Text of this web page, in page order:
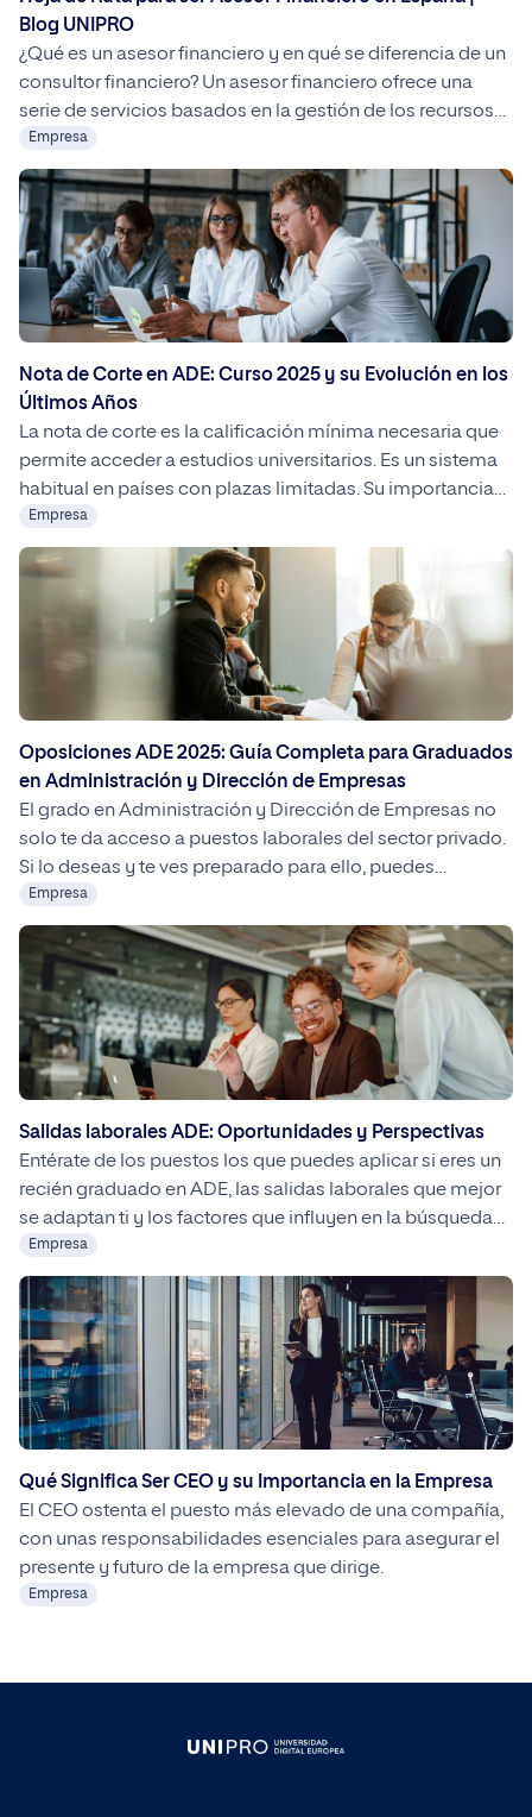
Blog UNIPRO
¿Qué es un asesor financiero y en qué se diferencia de un
consultor financiero? Un asesor financiero ofrece una
serie de servicios basados en la gestión de los recursos
financieros de una empresa. Es un profesional que busca
dar respuesta a las necesidades económicas de sus
clientes y guiar durante todo el proceso para lograr […]
Empresa
Nota de Corte en ADE: Curso 2025 y su Evolución en los
Últimos Años
La nota de corte es la calificación mínima necesaria que
permite acceder a estudios universitarios. Es un sistema
habitual en países con plazas limitadas. Su importancia
radica en el propio sistema. El número de plazas que
existen según qué universidad y qué estudio es limitado.
Empresa
Oposiciones ADE 2025: Guía Completa para Graduados
en Administración y Dirección de Empresas
El grado en Administración y Dirección de Empresas no
solo te da acceso a puestos laborales del sector privado.
Si lo deseas y te ves preparado para ello, puedes
prepararte una oposición para trabajar en la
administración pública, en multitud de puestos
diferentes. Ventajas de opositar Al poseer el grado en
ADE, tendrás la capacidad […]
Empresa
Salidas laborales ADE: Oportunidades y Perspectivas
Entérate de los puestos los que puedes aplicar si eres un
recién graduado en ADE, las salidas laborales que mejor
se adaptan ti y los factores que influyen en la búsqueda
de empleo.
Empresa
Qué Significa Ser CEO y su Importancia en la Empresa
El CEO ostenta el puesto más elevado de una compañía,
con unas responsabilidades esenciales para asegurar el
presente y futuro de la empresa que dirige.
Empresa